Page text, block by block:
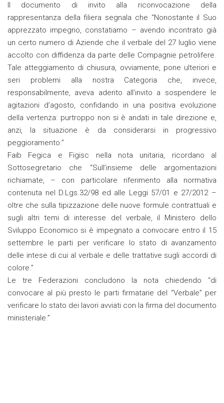
Il documento di invito alla riconvocazione della
rappresentanza della filiera segnala che “Nonostante il Suo
apprezzato impegno, constatiamo – avendo incontrato già
un certo numero di Aziende che il verbale del 27 luglio viene
accolto con diffidenza da parte delle Compagnie petrolifere.
Tale atteggiamento di chiusura, ovviamente, pone ulteriori e
seri problemi alla nostra Categoria che, invece,
responsabilmente, aveva aderito all’invito a sospendere le
agitazioni d’agosto, confidando in una positiva evoluzione
della vertenza: purtroppo non si è andati in tale direzione e,
anzi, la situazione è da considerarsi in progressivo
peggioramento.”
Faib Fegica e Figisc nella nota unitaria, ricordano al
Sottosegretario che “Sull’insieme delle argomentazioni
richiamate, – con particolare riferimento alla normativa
contenuta nel D.Lgs.32/98 ed alle Leggi 57/01 e 27/2012 –
oltre che sulla tipizzazione delle nuove formule contrattuali e
sugli altri temi di interesse del verbale, il Ministero dello
Sviluppo Economico si è impegnato a convocare entro il 15
settembre le parti per verificare lo stato di avanzamento
delle intese di cui al verbale e delle trattative sugli accordi di
colore.”
Le tre Federazioni concludono la nota chiedendo “di
convocare al più presto le parti firmatarie del “Verbale” per
verificare lo stato dei lavori avviati con la firma del documento
ministeriale.”